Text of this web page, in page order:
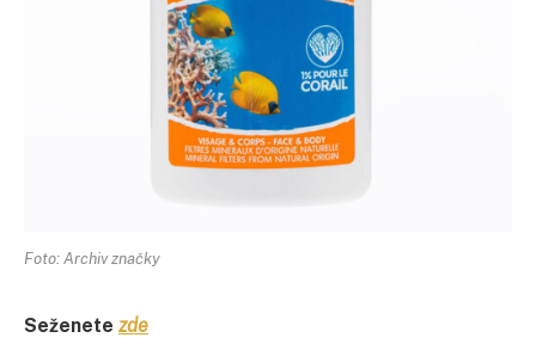
Foto: Archiv značky
Seženete zde